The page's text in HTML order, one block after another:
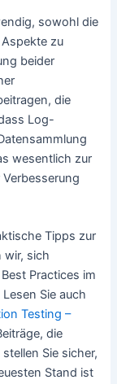
sowohl die
zu
beider
die
Log-
wesentlich zur
Tipps zur
wir, sich
Practices im
Sie auch
Testing –
die
Sie sicher,
Stand ist